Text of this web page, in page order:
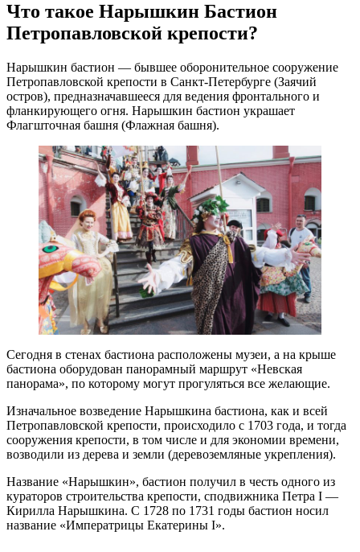
Что такое Нарышкин Бастион
Петропавловской крепости?
Нарышкин бастион — бывшее оборонительное сооружение
Петропавловской крепости в Санкт-Петербурге (Заячий
остров), предназначавшееся для ведения фронтального и
фланкирующего огня. Нарышкин бастион украшает
Флагшточная башня (Флажная башня).
Сегодня в стенах бастиона расположены музеи, а на крыше
бастиона оборудован панорамный маршрут «Невская
панорама», по которому могут прогуляться все желающие.
Изначальное возведение Нарышкина бастиона, как и всей
Петропавловской крепости, происходило с 1703 года, и тогда
сооружения крепости, в том числе и для экономии времени,
возводили из дерева и земли (деревоземляные укрепления).
Название «Нарышкин», бастион получил в честь одного из
кураторов строительства крепости, сподвижника Петра I —
Кирилла Нарышкина. С 1728 по 1731 годы бастион носил
название «Императрицы Екатерины I».